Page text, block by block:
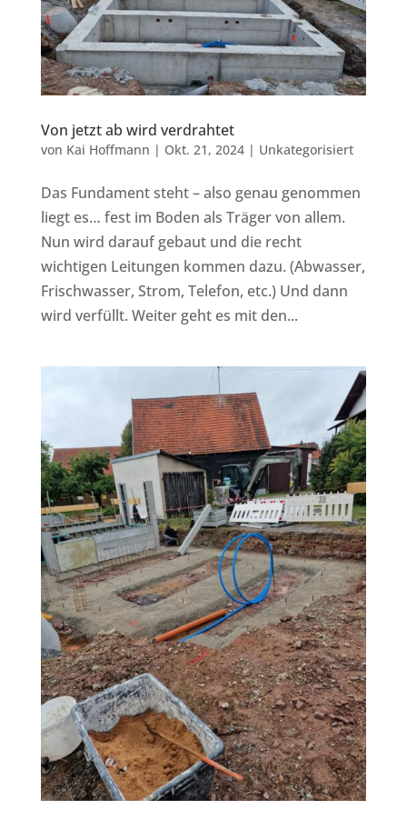
Von jetzt ab wird verdrahtet
von Kai Hoffmann | Okt. 21, 2024| Unkategorisiert
Das Fundament steht – also genau genommen
liegt es… fest im Boden als Träger von allem.
Nun wird darauf gebaut und die recht
wichtigen Leitungen kommen dazu. (Abwasser,
Frischwasser, Strom, Telefon, etc.) Und dann
wird verfüllt. Weiter geht es mit den...